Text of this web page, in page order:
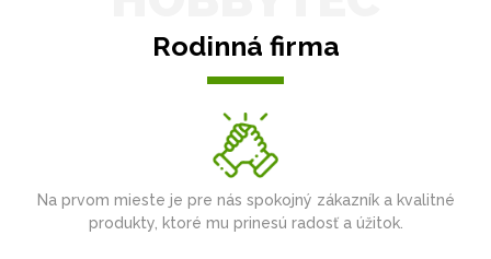
Rodinná firma
Na prvom mieste je pre nás spokojný zákazník a kvalitné
produkty, ktoré mu prinesú radosť a úžitok.